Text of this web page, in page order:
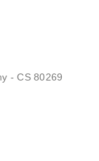
- CS 80269